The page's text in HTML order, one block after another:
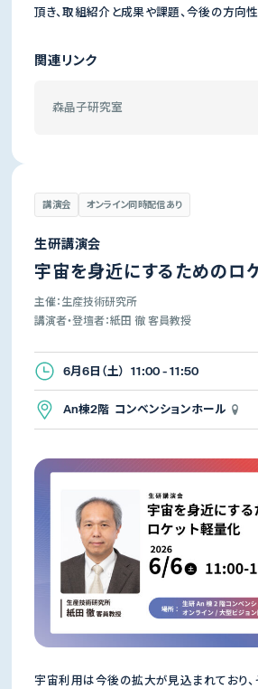
頂き、取組紹介と成果や課題、今後の方向性
関連リンク
森晶子研究室
講演会 オンライン同時配信あり
生研講演会
宇宙を身近にするためのロ
主催：生産技術研究所
講演者・登壇者：紙田 徹 客員教授
6月6日（土） 11:00 - 11:50
An棟2階 コンベンションホール
宇宙利用は今後の拡大が見込まれており、